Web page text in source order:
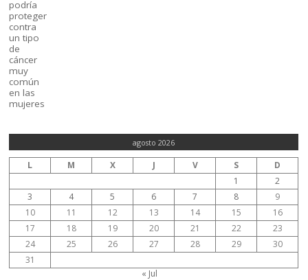
agosto 2026
L M X J V S
D
1
2
3
4 5 6 7 8
9
10
11 12 13 14 15
16
17
18 19 20 21 22
23
24
25 26 27 28 29
30
31
« Jul